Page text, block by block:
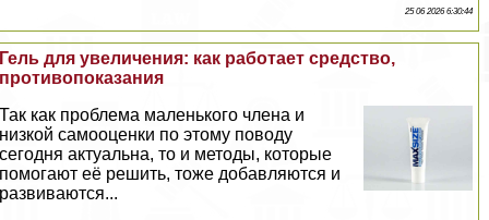
25 06 2026 6:30:44
Гель для увеличения: как работает средство,
противопоказания
Так как проблема маленького члeна и
низкой самооценки по этому поводу
сегодня актуальна, то и методы, которые
помогают её решить, тоже добавляются и
развиваются...